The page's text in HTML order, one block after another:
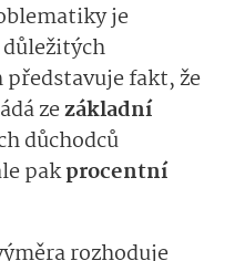
je
fakt, že
zezákladní
důchodců
pakprocentní